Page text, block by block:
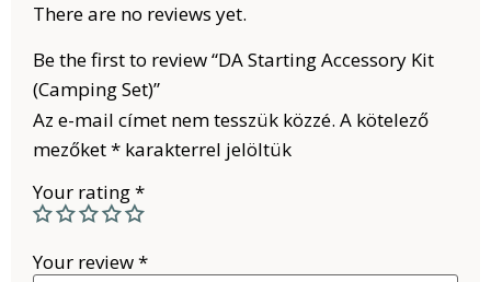
There are no reviews yet.
Be the first to review “DA Starting Accessory Kit
(Camping Set)”
Az e-mail címet nem tesszük közzé. A kötelező
mezőket* karakterrel jelöltük
Your rating*
Your review*